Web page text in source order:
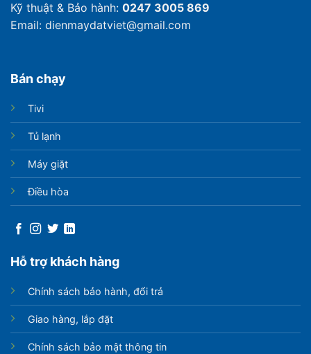
Kỹ thuật & Bảo hành: 0247 3005 869
Email: dienmaydatviet@gmail.com
Bán chạy
Tivi
Tủ lạnh
Máy giặt
Điều hòa
Hỗ trợ khách hàng
Chính sách bảo hành, đổi trả
Giao hàng, lắp đặt
Chính sách bảo mật thông tin